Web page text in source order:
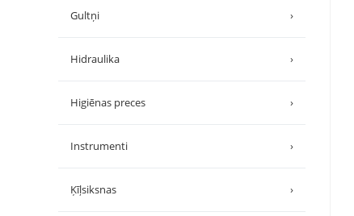
Gultņi ›
Hidraulika ›
Higiēnas preces ›
Instrumenti ›
Ķīļsiksnas ›